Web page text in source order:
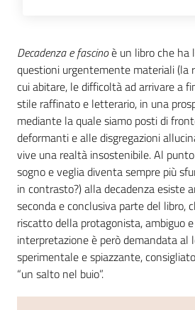
Decadenza e fascinoè un libro che ha
questioni urgentemente materiali (la
cui abitare, le difficoltà ad arrivare a
stile raffinato e letterario, in una
mediante la quale siamo posti di
deformanti e alle disgregazioni
vive una realtà insostenibile. Al
sogno e veglia diventa sempre più
in contrasto?) alla decadenza esiste
seconda e conclusiva parte del libro,
riscatto della protagonista, ambiguo
interpretazione è però demandata al
sperimentale e spiazzante,
“un salto nel buio”.